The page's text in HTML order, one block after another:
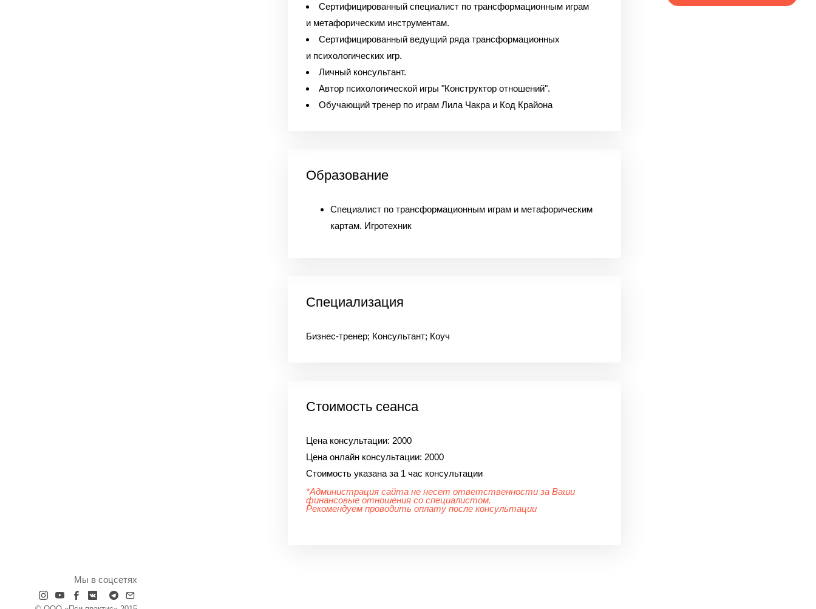
Мы в соцсетях
Сертифицированный специалист по трансформационным играм
и метафорическим инструментам.
Сертифицированный ведущий ряда трансформационных
и психологических игр.
Личный консультант.
Автор психологической игры "Конструктор отношений".
Обучающий тренер по играм Лила Чакра и Код Крайона
Образование
Специалист по трансформационным играм и метафорическим
картам. Игротехник
Специализация
Бизнес-тренер; Консультант; Коуч
Стоимость сеанса
Цена консультации: 2000
Цена онлайн консультации: 2000
Стоимость указана за 1 час консультации
*Администрация сайта не несет ответственности за Ваши
финансовые отношения со специалистом.
Рекомендуем проводить оплату после консультации